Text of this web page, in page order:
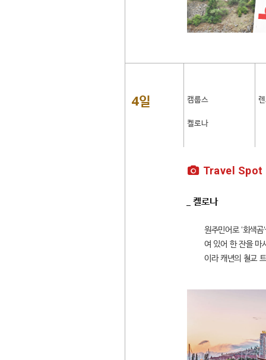
4일 캠룹스
켈로나
Travel Spot
_ 켈로나
원주민어로 '회색
여 있어 한 잔을 마
이라 캐년의 철교